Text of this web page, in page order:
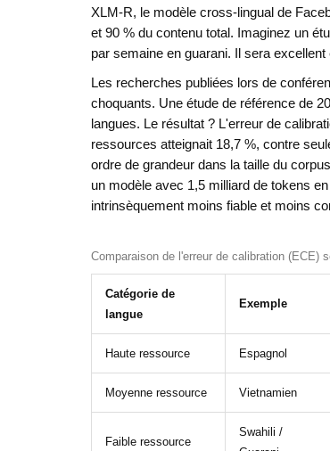
XLM-R, le modèle cross-lingual de
et 90 % du contenu total. Imaginez un
par semaine en guarani. Il sera
Les recherches publiées lors de
choquants. Une étude de référence de
langues. Le résultat ? L'erreur de
ressources atteignait 18,7 %, contre
ordre de grandeur dans la taille du
un modèle avec 1,5 milliard de tokens
intrinsèquement moins fiable et moins
Comparaison de l'erreur de calibration (ECE)
Catégorie de
langue
Exemple
Haute ressource Espagnol
Moyenne ressource Vietnamien
Faible ressource
Swahili /